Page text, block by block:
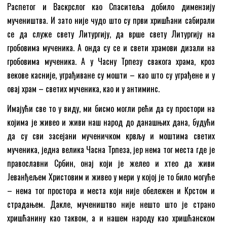
Распетог и Васкрслог као Спаситеља добило димензију
мучеништва. И зато није чудо што су први хришћани сабирали
се да служе свету Литургију, да врше свету Литургију на
гробовима мученика. А онда су се и свети храмови дизали на
гробовима мученика. А у Часну Трпезу свакога храма, кроз
векове касније, уграђиване су мошти – као што су уграђене и у
овај храм – светих мученика, као и у антиминс.
Имајући све то у виду, ми бисмо могли рећи да су простори на
којима је живео и живи наш народ до данашњих дана, будући
да су сви засејани мученичком крвљу и моштима светих
мученика, једна велика Часна Трпеза, јер нема тог места где је
православни Србин, онај који је желео и хтео да живи
Јеванђељем Христовим и живео у мери у којој је то било могуће
– нема тог простора и места који није обележен и Крстом и
страдањем. Дакле, мучеништво није нешто што је страно
хришћанину као таквом, а и нашем народу као хришћанском